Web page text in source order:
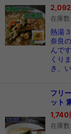
2,092
在庫数
熱湯
奈良
んで
くり
き、
フリ
ット
1,740
在庫